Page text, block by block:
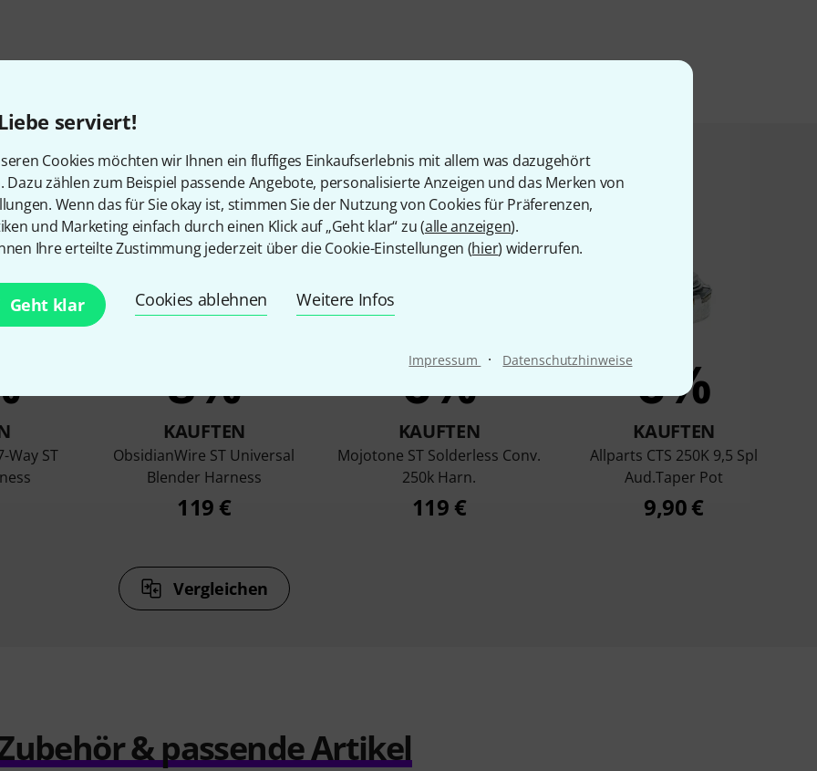
serviert!
Cookies möchten wir Ihnen ein fluffiges Einkaufserlebnis mit allem was dazugehört
Dazu zählen zum Beispiel passende Angebote, personalisierte Anzeigen und das Merken von
Wenn das für Sie okay ist, stimmen Sie der Nutzung von Cookies für Präferenzen,
und Marketing einfach durch einen Klick auf „Geht klar“ zu (alle anzeigen).
Ihre erteilte Zustimmung jederzeit über die Cookie-Einstellungen (hier) widerrufen.
Geht klar Cookies ablehnen Weitere Infos
Impressum · Datenschutzhinweise
die sich dieses Produkt angesehen haben
Way ST
8%
KAUFTEN
ObsidianWire ST Universal
Blender Harness
119 €
6%
KAUFTEN
Mojotone ST Solderless Conv.
250k Harn.
119 €
6%
KAUFTEN
Allparts CTS 250K 9,5 Spl
Aud.Taper Pot
9,90 €
Vergleichen
& passende Artikel